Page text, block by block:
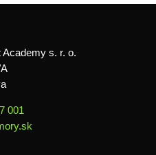
s. r. o.
001